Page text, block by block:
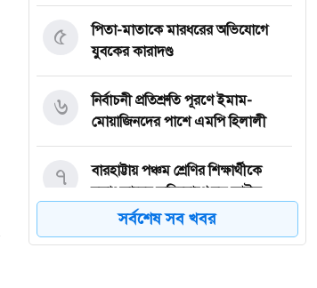
পিতা-মাতাকে মারধরের অভিযোগে
যুবকের কারাদণ্ড
৫
নির্বাচনী প্রতিশ্রুতি পূরণে ইমাম-
মোয়াজিনদের পাশে এমপি হিলালী
৬
বারহাট্টায় পঞ্চম শ্রেণির শিক্ষার্থীকে
বলাৎকারের অভিযোগে বৃদ্ধ আটক
৭
মসজিদে যাওয়ার পথে সড়ক দুর্ঘটনায়
৮
সর্বশেষ সব খবর